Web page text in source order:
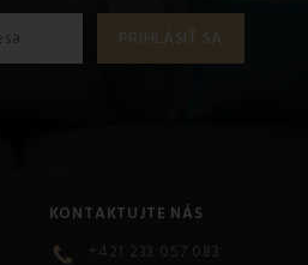
KONTAKTUJTE NÁS
+421 233 057 083